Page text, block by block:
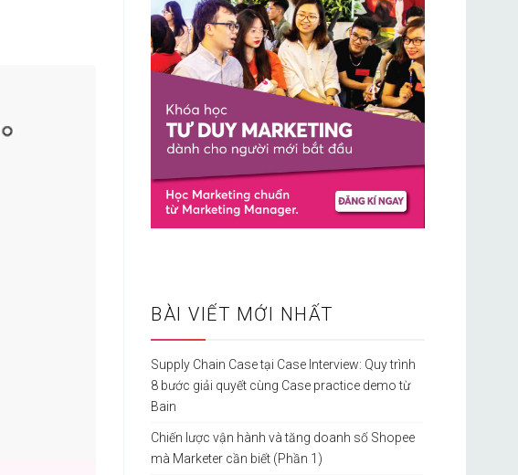
BÀI VIẾT MỚI NHẤT
Supply Chain Case tại Case Interview: Quy trình
8 bước giải quyết cùng Case practice demo từ
Bain
Chiến lược vận hành và tăng doanh số Shopee
mà Marketer cần biết (Phần 1)